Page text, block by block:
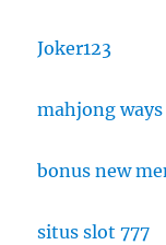
Joker123
mahjong ways
bonus new
situs slot 777